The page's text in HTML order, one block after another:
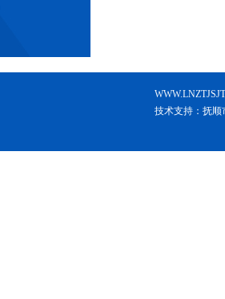
技术支持：抚顺